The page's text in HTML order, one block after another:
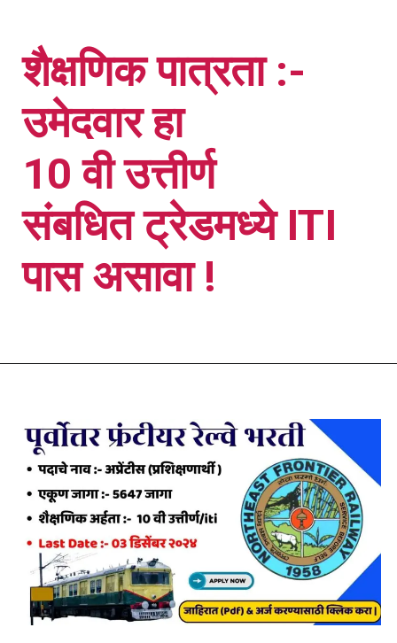
शैक्षणिक पात्रता :-
उमेदवार हा
10 वी उत्तीर्ण
संबधित ट्रेडमध्ये ITI
पास असावा !